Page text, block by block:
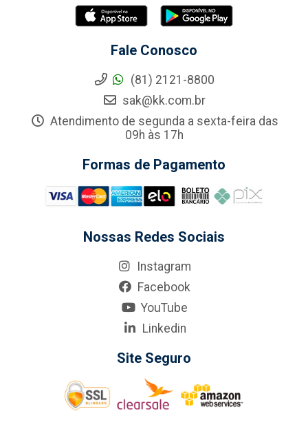
Fale Conosco
(81) 2121-8800
sak@kk.com.br
Atendimento de segunda a sexta-feira das
09h às 17h
Formas de Pagamento
Nossas Redes Sociais
Instagram
Facebook
YouTube
Linkedin
Site Seguro